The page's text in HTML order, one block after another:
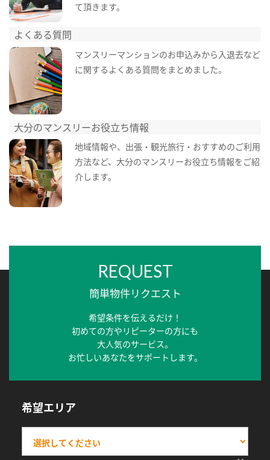
て頂きます。
よくある質問
マンスリーマンションのお申込みから入退去など
に関するよくある質問をまとめました。
大分のマンスリーお役立ち情報
地域情報や、出張・観光旅行・おすすめのご利用
方法など、大分のマンスリーお役立ち情報をご紹
介します。
REQUEST
簡単物件リクエスト
希望条件を伝えるだけ！
初めての方やリピーターの方にも
大人気のサービス。
お忙しいあなたをサポートします。
希望エリア